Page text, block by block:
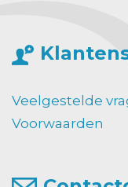
Veelgestelde
Voorwaarden